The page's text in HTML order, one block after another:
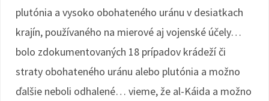
plutónia a vysoko obohateného uránu v desiatkach
krajín, používaného na mierové aj vojenské účely…
bolo zdokumentovaných 18 prípadov krádeží či
straty obohateného uránu alebo plutónia a možno
ďalšie neboli odhalené… vieme, že al-Káida a možno